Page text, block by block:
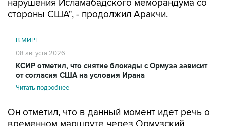
В МИРЕ
КСИР отметил, что снятие блокады с Ормуза зависит
от согласия США на условия Ирана
Читать подробнее
Он отметил, что в данный момент идет речь о
пролив, утверждение которого сопряжено с